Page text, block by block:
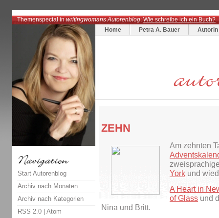
Themenspecial inwritingwomans Autorenblog:Wie schreibe ich ein Buch?
Home
Petra A. Bauer Autorin
ZEHN
Am zehnten
York und
A Heart in
of Glass und
Nina und Britt.
Start Autorenblog
Archiv nach Monaten
Archiv nach Kategorien
RSS 2.0 | Atom